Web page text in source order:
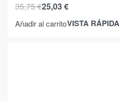
35,75€25,03€
Añadir al carritoVISTA RÁPIDA